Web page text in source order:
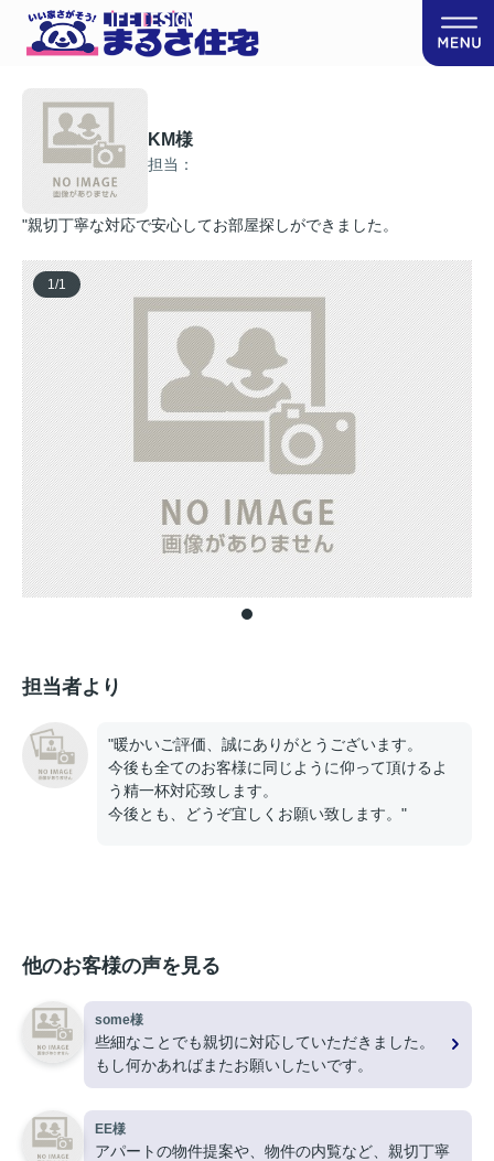
KM様
担当：
"親切丁寧な対応で安心してお部屋探しができました。
1/1
担当者より
"暖かいご評価、誠にありがとうございます。
今後も全てのお客様に同じように仰って頂けるよ
う精一杯対応致します。
今後とも、どうぞ宜しくお願い致します。"
他のお客様の声を見る
some様
些細なことでも親切に対応していただきました。
もし何かあればまたお願いしたいです。
EE様
アパートの物件提案や、物件の内覧など、親切丁寧